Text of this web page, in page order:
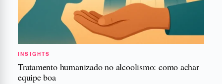
INSIGHTS
Tratamento humanizado no alcoolismo: como achar
equipe boa